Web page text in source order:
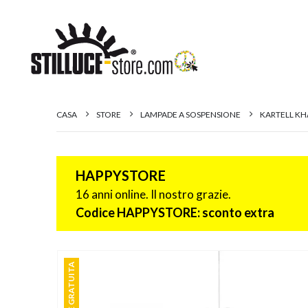
CASA STORE LAMPADE A SOSPENSIONE KARTELL
HAPPYSTORE
16 anni online. Il nostro grazie.
Codice HAPPYSTORE: sconto extra